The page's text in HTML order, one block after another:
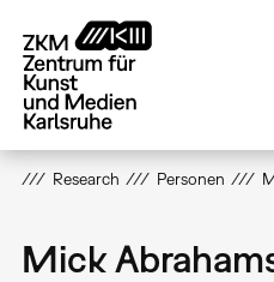
zum
Inhalt
Research Personen
Mick